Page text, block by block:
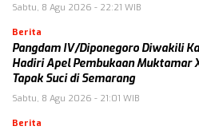
Sabtu, 8 Agu 2026 - 22:21 WIB
Berita
Pangdam IV/Diponegoro Diwakili
Hadiri Apel Pembukaan Muktamar
Tapak Suci di Semarang
Sabtu, 8 Agu 2026 - 21:01 WIB
Berita